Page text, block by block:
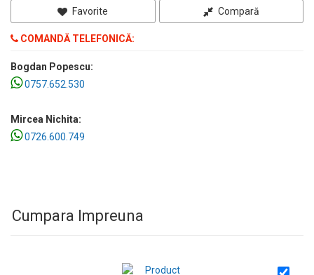
Favorite Compară
COMANDĂ TELEFONICĂ:
Bogdan Popescu:
0757.652.530
Mircea Nichita:
0726.600.749
Cumpara Impreuna